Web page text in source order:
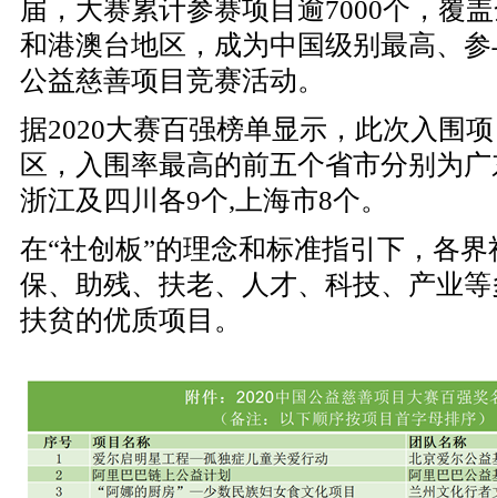
届，大赛累计参赛项目逾7000个，覆
和港澳台地区，成为中国级别最高、
公益慈善项目竞赛活动。
据2020大赛百强榜单显示，此次入围
区，入围率最高的前五个省市分别为
浙江及四川各9个,上海市8个。
在“社创板”的理念和标准指引下，各
保、助残、扶老、人才、科技、产业
扶贫的优质项目。